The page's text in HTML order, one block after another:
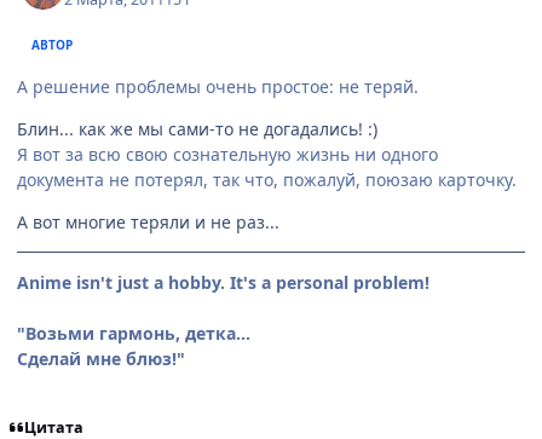
АВТОР
А решение проблемы очень простое: не теряй.
Блин... как же мы сами-то не догадались! :)
Я вот за всю свою сознательную жизнь ни одного
документа не потерял, так что, пожалуй, поюзаю карточку.
А вот многие теряли и не раз...
Anime isn't just a hobby. It's a personal problem!
"Возьми гармонь, детка...
Сделай мне блюз!"
Цитата